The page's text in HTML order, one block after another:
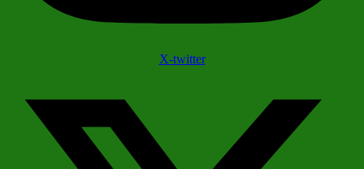
X-twitter